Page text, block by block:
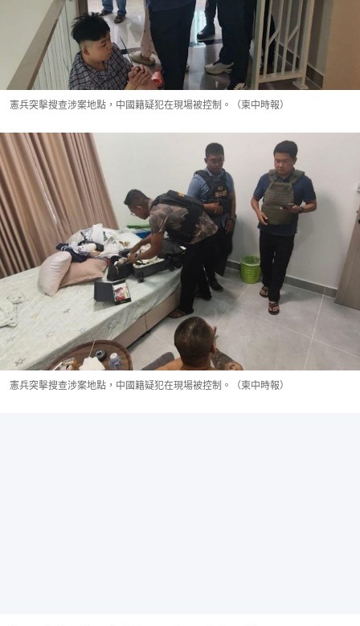
憲兵突擊搜查涉案地點，中國籍疑犯在現場被控制。（柬中時報）
憲兵突擊搜查涉案地點，中國籍疑犯在現場被控制。（柬中時報）